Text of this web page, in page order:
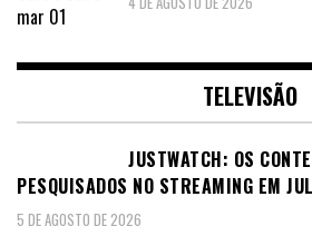
TELEVISÃO
JUSTWATCH: OS
PESQUISADOS NO STREAMING EM
5 DE AGOSTO DE 2026